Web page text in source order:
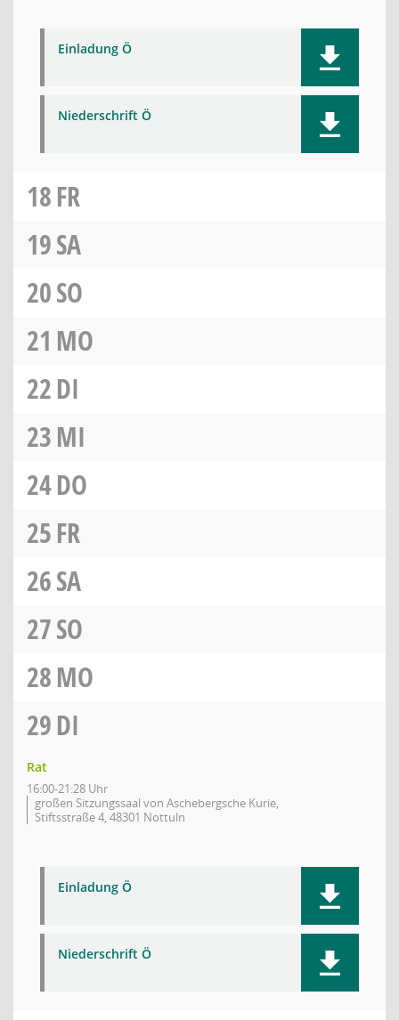
Einladung Ö
Niederschrift Ö
18FR
19SA
20SO
21 MO
22DI
23MI
24DO
25FR
26SA
27SO
28MO
29DI
Rat
16:00-21:28 Uhr
großen Sitzungssaal von Aschebergsche Kurie,
Stiftsstraße 4, 48301 Nottuln
Einladung Ö
Niederschrift Ö